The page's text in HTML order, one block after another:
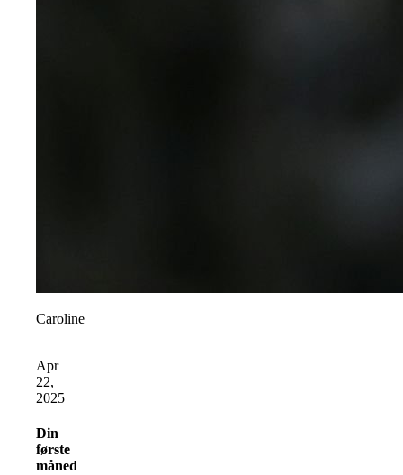
Caroline
Apr
22,
2025
Din
første
måned